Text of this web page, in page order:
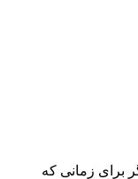
برای زمانی که